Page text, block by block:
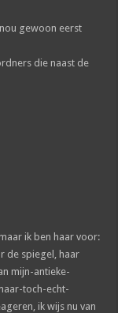
gewoon eerst
die naast de
ik ben haar voor:
de spiegel, haar
mijn-antieke-
toch-echt-
ik wijs nu van